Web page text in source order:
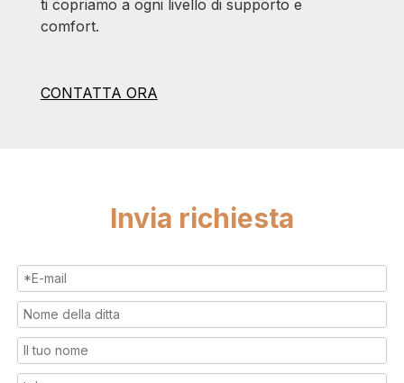
ti copriamo a ogni livello di supporto e
comfort.
CONTATTA ORA
Invia richiesta